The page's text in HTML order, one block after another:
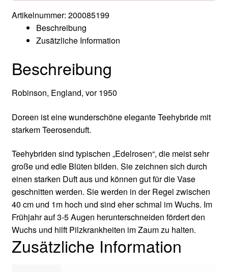
Artikelnummer: 200085199
Beschreibung
Zusätzliche Information
Beschreibung
Robinson, England, vor 1950
Doreen ist eine wunderschöne elegante Teehybride mit
starkem Teerosenduft.
Teehybriden sind typischen „Edelrosen“, die meist sehr
große und edle Blüten bilden. Sie zeichnen sich durch
einen starken Duft aus und können gut für die Vase
geschnitten werden. Sie werden in der Regel zwischen
40 cm und 1m hoch und sind eher schmal im Wuchs. Im
Frühjahr auf 3-5 Augen herunterschneiden fördert den
Wuchs und hilft Pilzkrankheiten im Zaum zu halten.
Zusätzliche Information